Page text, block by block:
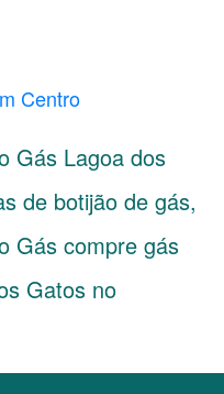
Centro
Gás Lagoa dos
de botijão de gás,
Gás compre gás
Gatos no